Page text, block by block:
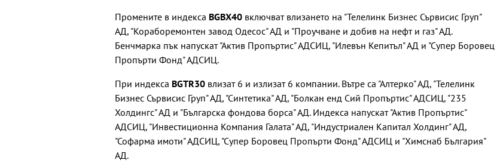
Промените в индекса BGBX40 включват влизането на "Телелинк Бизнес Сървисис Груп"
АД, "Кораборемонтен завод Одесос" АД и "Проучване и добив на нефт и газ" АД.
Бенчмарка пък напускат "Актив Пропъртис" АДСИЦ, "Илевън Кепитъл" АД и "Супер Боровец
Пропърти Фонд" АДСИЦ.
При индекса BGTR30 влизат 6 и излизат 6 компании. Вътре са "Алтерко" АД, "Телелинк
Бизнес Сървисис Груп" АД, "Синтетика" АД, "Болкан енд Сий Пропъртис" АДСИЦ, "235
Холдингс" АД и "Българска фондова борса" АД. Индекса напускат "Актив Пропъртис"
АДСИЦ, "Инвестиционна Компания Галата" АД, "Индустриален Капитал Холдинг" АД,
"Софарма имоти" АДСИЦ, "Супер Боровец Пропърти Фонд" АДСИЦ и "Химснаб България"
АД.
Почина бащата на Лео
Меси
Вучич: Украйна е
приятелска държава
на Сърбия
София попадна в